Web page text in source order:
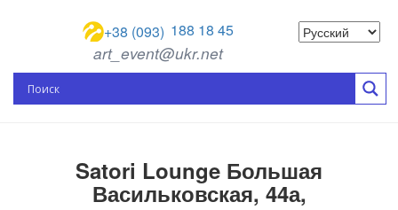
+38 (093) 188 18 45
art_event@ukr.net
Satori Lounge Большая
Васильковская, 44а,